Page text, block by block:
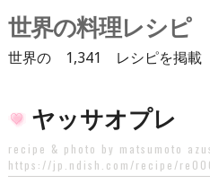
世界の料理レシピ
世界の 1,341 レシピを掲載
to ヤッサオプレ
recipe & photo by matsumoto
https://jp.ndish.com/recipe/